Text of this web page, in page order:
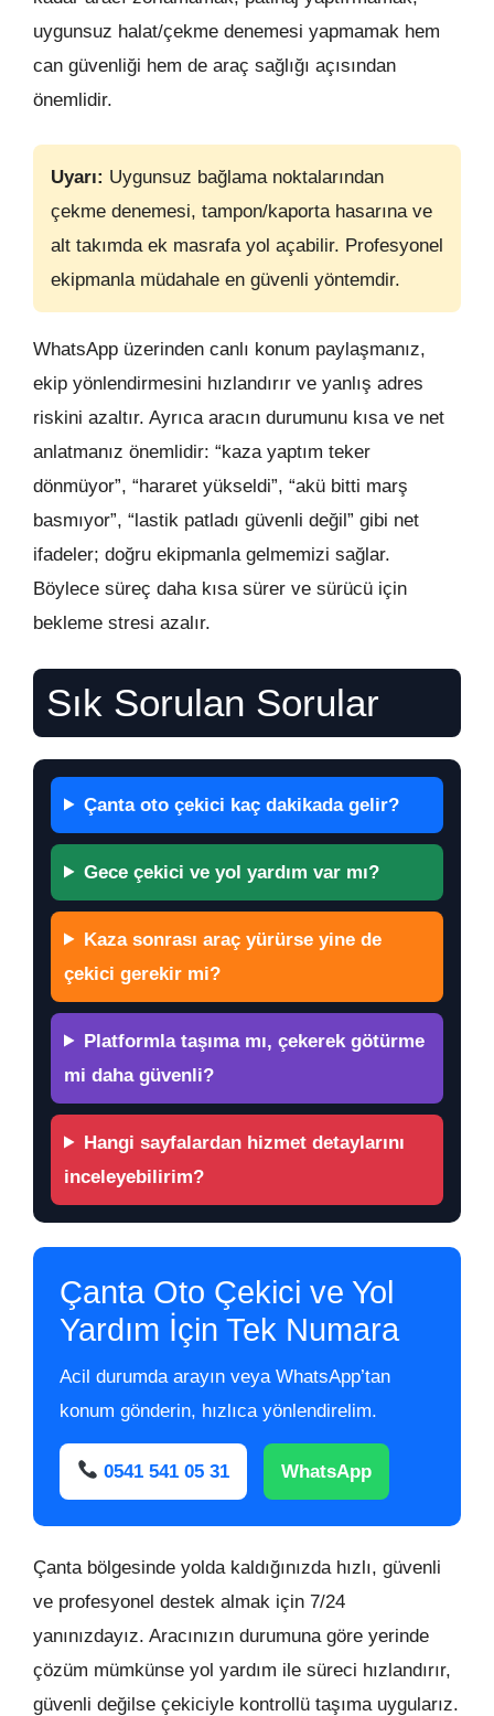
uygunsuz halat/çekme denemesi yapmamak hem
can güvenliği hem de araç sağlığı açısından
önemlidir.
Uyarı: Uygunsuz bağlama noktalarından
çekme denemesi, tampon/kaporta hasarına ve
alt takımda ek masrafa yol açabilir. Profesyonel
ekipmanla müdahale en güvenli yöntemdir.
WhatsApp üzerinden canlı konum paylaşmanız,
ekip yönlendirmesini hızlandırır ve yanlış adres
riskini azaltır. Ayrıca aracın durumunu kısa ve net
anlatmanız önemlidir: “kaza yaptım teker
dönmüyor”, “hararet yükseldi”, “akü bitti marş
basmıyor”, “lastik patladı güvenli değil” gibi net
ifadeler; doğru ekipmanla gelmemizi sağlar.
Böylece süreç daha kısa sürer ve sürücü için
bekleme stresi azalır.
Sık Sorulan Sorular
Çanta oto çekici kaç dakikada gelir?
Gece çekici ve yol yardım var mı?
Kaza sonrası araç yürürse yine de
çekici gerekir mi?
Platformla taşıma mı, çekerek götürme
mi daha güvenli?
Hangi sayfalardan hizmet detaylarını
inceleyebilirim?
Çanta Oto Çekici ve Yol
Yardım İçin Tek Numara
Acil durumda arayın veya WhatsApp’tan
konum gönderin, hızlıca yönlendirelim.
0541 541 05 31 WhatsApp
Çanta bölgesinde yolda kaldığınızda hızlı, güvenli
ve profesyonel destek almak için 7/24
yanınızdayız. Aracınızın durumuna göre yerinde
çözüm mümkünse yol yardım ile süreci hızlandırır,
güvenli değilse çekiciyle kontrollü taşıma uygularız.